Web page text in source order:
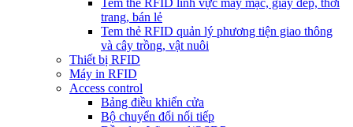
Tem thẻ RFID lĩnh vực may mặc, giày dép, thời
trang, bán lẻ
Tem thẻ RFID quản lý phương tiện giao thông
và cây trồng, vật nuôi
Thiết bị RFID
Máy in RFID
Access control
Bảng điều khiển cửa
Bộ chuyển đổi nối tiếp